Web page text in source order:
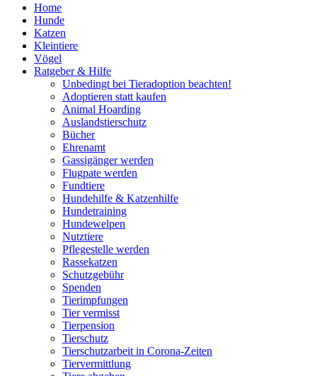
Home
Hunde
Katzen
Kleintiere
Vögel
Ratgeber & Hilfe
Unbedingt bei Tieradoption beachten!
Adoptieren statt kaufen
Animal Hoarding
Auslandstierschutz
Bücher
Ehrenamt
Gassigänger werden
Flugpate werden
Fundtiere
Hundehilfe & Katzenhilfe
Hundetraining
Hundewelpen
Nutztiere
Pflegestelle werden
Rassekatzen
Schutzgebühr
Spenden
Tierimpfungen
Tier vermisst
Tierpension
Tierschutz
Tierschutzarbeit in Corona-Zeiten
Tiervermittlung